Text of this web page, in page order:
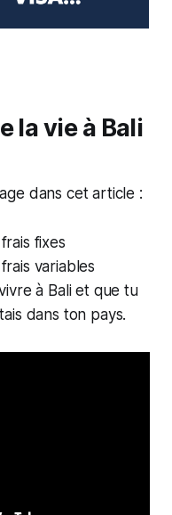
la vie à Bali
dans cet article :
fixes
variables
à Bali et que tu
dans ton pays.